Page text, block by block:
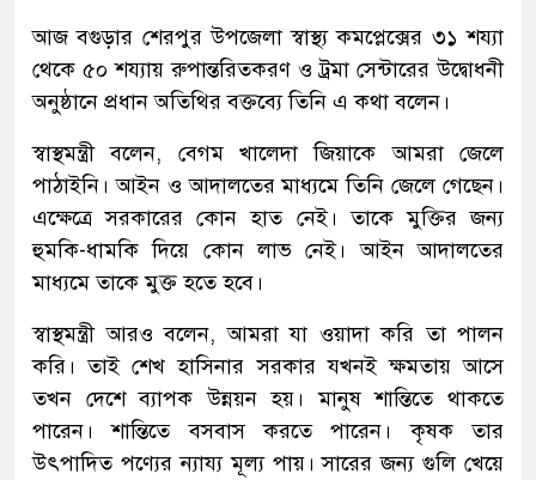
আজ বগুড়ার শেরপুর উপজেলা স্বাস্থ্য কমপ্লেক্সের ৩১ শয্যা
থেকে ৫০ শয্যায় রুপান্তরিতকরণ ও ট্রমা সেন্টারের উদ্বোধনী
অনুষ্ঠানে প্রধান অতিথির বক্তব্যে তিনি এ কথা বলেন।
স্বাস্থমন্ত্রী বলেন, বেগম খালেদা জিয়াকে আমরা জেলে
পাঠাইনি। আইন ও আদালতের মাধ্যমে তিনি জেলে গেছেন।
এক্ষেত্রে সরকারের কোন হাত নেই। তাকে মুক্তির জন্য
হুমকি-ধামকি দিয়ে কোন লাভ নেই। আইন আদালতের
মাধ্যমে তাকে মুক্ত হতে হবে।
স্বাস্থমন্ত্রী আরও বলেন, আমরা যা ওয়াদা করি তা পালন
করি। তাই শেখ হাসিনার সরকার যখনই ক্ষমতায় আসে
তখন দেশে ব্যাপক উন্নয়ন হয়। মানুষ শান্তিতে থাকতে
পারেন। শান্তিতে বসবাস করতে পারেন। কৃষক তার
উৎপাদিত পণ্যের ন্যায্য মূল্য পায়। সারের জন্য গুলি খেয়ে